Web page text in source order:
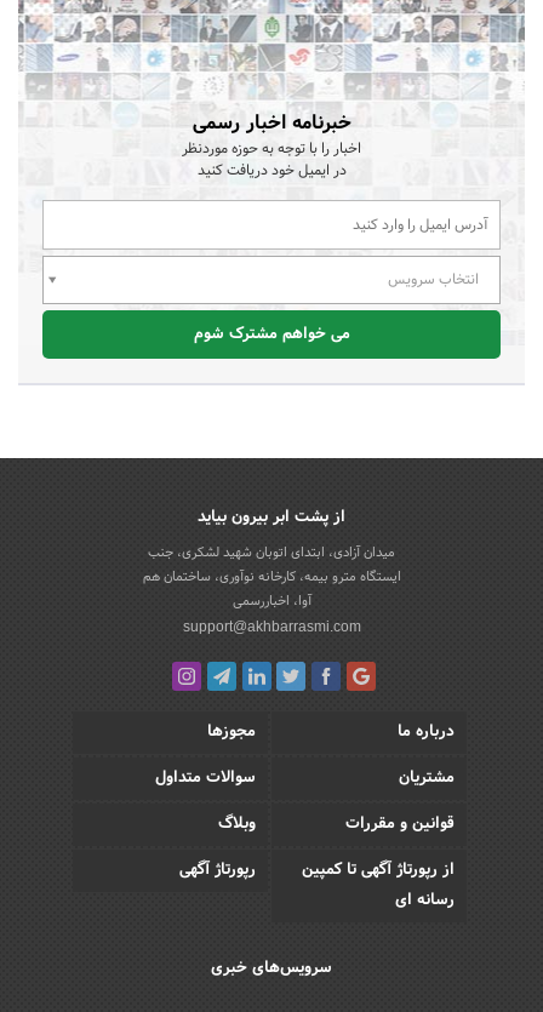
خبرنامه اخبار رسمی
اخبار را با توجه به حوزه موردنظر
در ایمیل خود دریافت کنید
انتخاب سرویس
می خواهم مشترک شوم
از پشت ابر بیرون بیاید
میدان آزادی، ابتدای اتوبان شهید لشکری، جنب
ایستگاه مترو بیمه، کارخانه نوآوری، ساختمان هم
آوا، اخباررسمی
support@akhbarrasmi.com
درباره ما
مجوزها
مشتریان
سوالات متداول
قوانین و مقررات
وبلاگ
از رپورتاژ آگهی تا کمپین
رسانه ای
رپورتاژ آگهی
سرویس‌های خبری